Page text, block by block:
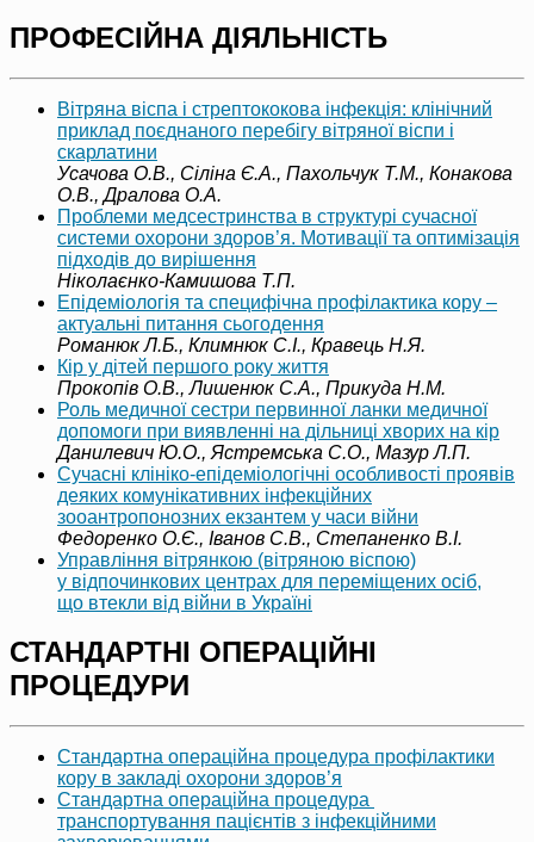
ПРОФЕСІЙНА ДІЯЛЬНІСТЬ
Вітряна віспа і стрептококова інфекція: клінічний
приклад поєднаного перебігу вітряної віспи і
скарлатини
Усачова О.В., Сіліна Є.А., Пахольчук Т.М., Конакова
О.В., Дралова О.А.
Проблеми медсестринства в структурі сучасної
системи охорони здоров’я. Мотивації та оптимізація
підходів до вирішення
Ніколаєнко-Камишова Т.П.
Епідеміологія та специфічна профілактика кору –
актуальні питання сьогодення
Романюк Л.Б., Климнюк С.І., Кравець Н.Я.
Кір у дітей першого року життя
Прокопів О.В., Лишенюк С.А., Прикуда Н.М.
Роль медичної сестри первинної ланки медичної
допомоги при виявленні на дільниці хворих на кір
Данилевич Ю.О., Ястремська С.О., Мазур Л.П.
Сучасні клініко-епідеміологічні особливості проявів
деяких комунікативних інфекційних
зооантропонозних екзантем у часи війни
Федоренко О.Є., Іванов С.В., Степаненко В.І.
Управління вітрянкою (вітряною віспою)
у відпочинкових центрах для переміщених осіб,
що втекли від війни в Україні
СТАНДАРТНІ ОПЕРАЦІЙНІ
ПРОЦЕДУРИ
Стандартна операційна процедура профілактики
кору в закладі охорони здоров’я
Стандартна операційна процедура
транспортування пацієнтів з інфекційними